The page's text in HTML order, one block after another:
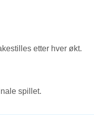
etter hver økt.
spillet.